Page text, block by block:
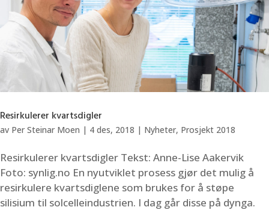
Resirkulerer kvartsdigler
av Per Steinar Moen | 4 des, 2018 | Nyheter, Prosjekt 2018
Resirkulerer kvartsdigler Tekst: Anne-Lise Aakervik
Foto: synlig.no En nyutviklet prosess gjør det mulig å
resirkulere kvartsdiglene som brukes for å støpe
silisium til solcelleindustrien. I dag går disse på dynga.